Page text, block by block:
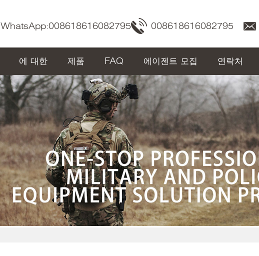
008618616082795
WhatsApp:008618616082795
에 대한 제품 FAQ 에이젠트 모집 연락처